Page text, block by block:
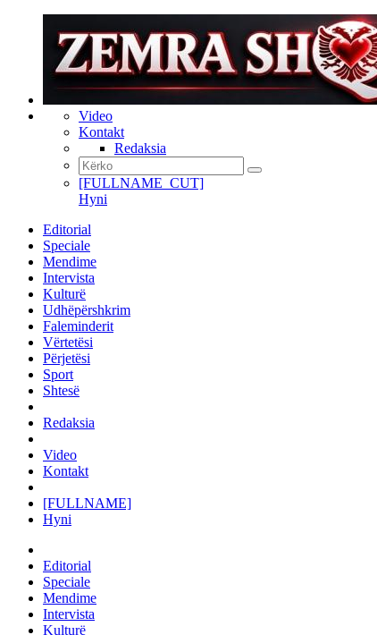
Video
Kontakt
Redaksia
[FULLNAME_CUT]
Hyni
Editorial
Speciale
Mendime
Intervista
Kulturë
Udhëpërshkrim
Faleminderit
Vërtetësi
Përjetësi
Sport
Shtesë
Redaksia
Video
Kontakt
[FULLNAME]
Hyni
Editorial
Speciale
Mendime
Intervista
Kulturë